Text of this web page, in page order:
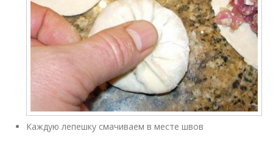
Каждую лепешку смачиваем в месте швов